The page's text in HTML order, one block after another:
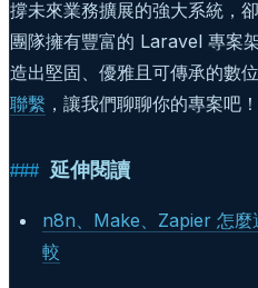
撐未來業務擴展的強大系統，
團隊擁有豐富的 Laravel 專案
造出堅固、優雅且可傳承的數
聯繫 ，讓我們聊聊你的專案吧！
延伸閱讀
n8n、Make、Zapier 怎麼
較